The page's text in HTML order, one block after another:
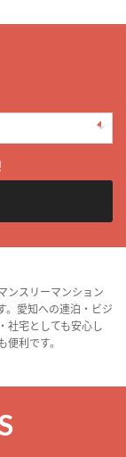
ンスリーマンション
。愛知への連泊・ビジ
社宅としても安心し
利です。